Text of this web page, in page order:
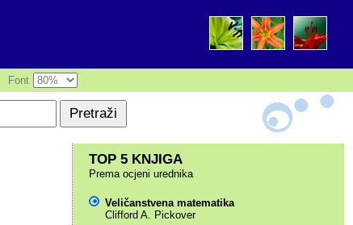
Font
TOP 5 KNJIGA
Prema ocjeni urednika
Veličanstvena matematika
Clifford A. Pickover